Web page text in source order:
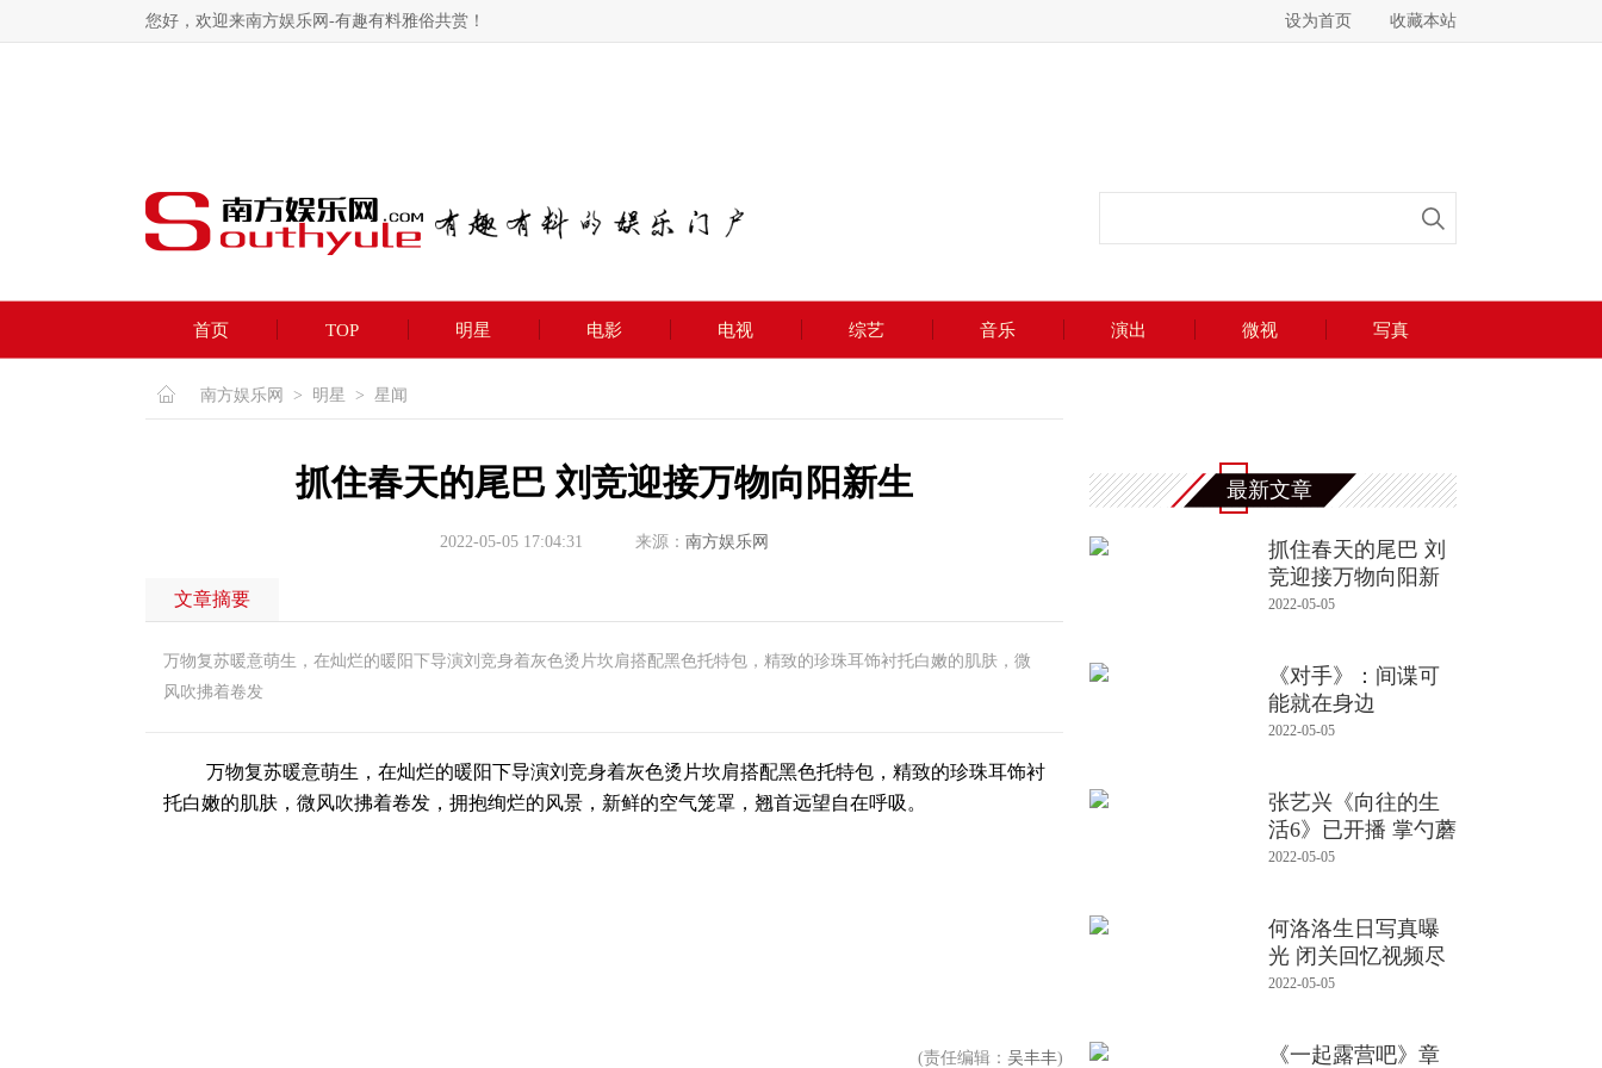
您好，欢迎来南方娱乐网-有趣有料雅俗共赏！ 设为首页 收藏本站
首页 TOP 明星 电影 电视 综艺 音乐 演出 微视 写真
南方娱乐网 > 明星 > 星闻
抓住春天的尾巴 刘竞迎接万物向阳新生
2022-05-05 17:04:31 来源： 南方娱乐网
文章摘要
万物复苏暖意萌生，在灿烂的暖阳下导演刘竞身着灰色烫片坎肩搭配黑色托特包，精致的珍珠耳饰衬托白嫩的肌肤，微
风吹拂着卷发
万物复苏暖意萌生，在灿烂的暖阳下导演刘竞身着灰色烫片坎肩搭配黑色托特包，精致的珍珠耳饰衬
托白嫩的肌肤，微风吹拂着卷发，拥抱绚烂的风景，新鲜的空气笼罩，翘首远望自在呼吸。
(责任编辑： 吴丰丰)
最新文章
抓住春天的尾巴 刘
竞迎接万物向阳新
生
2022-05-05
《对手》：间谍可
能就在身边
2022-05-05
张艺兴《向往的生
活6》已开播 掌勺蘑
菇屋晚
2022-05-05
何洛洛生日写真曝
光 闭关回忆视频尽
显少年
2022-05-05
《一起露营吧》章